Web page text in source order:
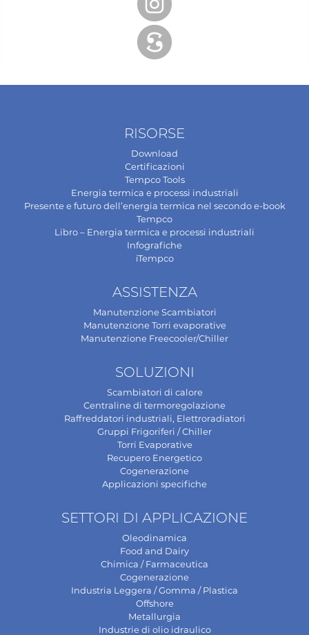
RISORSE
Download
Certificazioni
Tempco Tools
Energia termica e processi industriali
Presente e futuro dell’energia termica nel secondo e-book
Tempco
Libro – Energia termica e processi industriali
Infografiche
iTempco
ASSISTENZA
Manutenzione Scambiatori
Manutenzione Torri evaporative
Manutenzione Freecooler/Chiller
SOLUZIONI
Scambiatori di calore
Centraline di termoregolazione
Raffreddatori industriali, Elettroradiatori
Gruppi Frigoriferi / Chiller
Torri Evaporative
Recupero Energetico
Cogenerazione
Applicazioni specifiche
SETTORI DI APPLICAZIONE
Oleodinamica
Food and Dairy
Chimica / Farmaceutica
Cogenerazione
Industria Leggera / Gomma / Plastica
Offshore
Metallurgia
Industrie di olio idraulico